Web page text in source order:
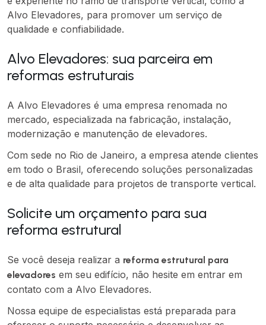
Alvo Elevadores, para promover um serviço de
qualidade e confiabilidade.
Alvo Elevadores: sua parceira em
reformas estruturais
A Alvo Elevadores é uma empresa renomada no
mercado, especializada na fabricação, instalação,
modernização e manutenção de elevadores.
Com sede no Rio de Janeiro, a empresa atende clientes
em todo o Brasil, oferecendo soluções personalizadas
e de alta qualidade para projetos de transporte vertical.
Solicite um orçamento para sua
reforma estrutural
Se você deseja realizar a reforma estrutural para
elevadores em seu edifício, não hesite em entrar em
contato com a Alvo Elevadores.
Nossa equipe de especialistas está preparada para